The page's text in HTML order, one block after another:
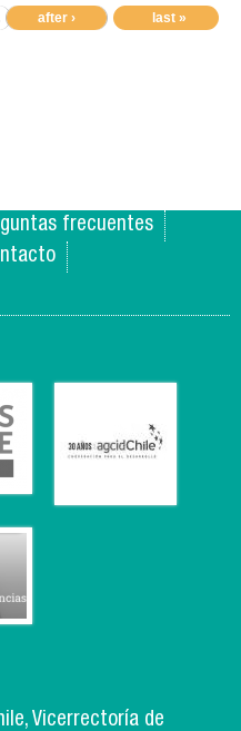
50 53
after › last »
frecuentes
Vicerrectoría de